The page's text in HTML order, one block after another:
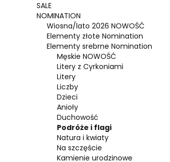
SALE
NOMINATION
Wiosna/lato 2026 NOWOŚĆ
Elementy złote Nomination
Elementy srebrne Nomination
Męskie NOWOŚĆ
Litery z Cyrkoniami
Litery
Liczby
Dzieci
Anioły
Duchowość
Podróże i flagi
Natura i kwiaty
Na szczęście
Kamienie urodzinowe